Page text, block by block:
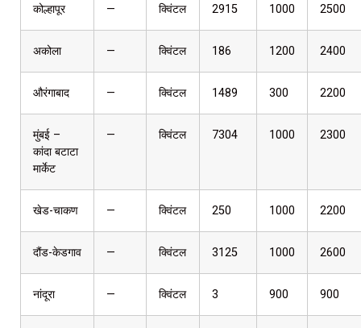
कोल्हापूर — क्विंटल 2915 1000 2500
अकोला — क्विंटल 186 1200 2400
औरंगाबाद — क्विंटल 1489 300 2200
मुंबई –
कांदा बटाटा
मार्केट
— क्विंटल 7304 1000 2300
खेड-चाकण — क्विंटल 250 1000 2200
दौंड-केडगाव — क्विंटल 3125 1000 2600
नांदूरा — क्विंटल 3 900 900